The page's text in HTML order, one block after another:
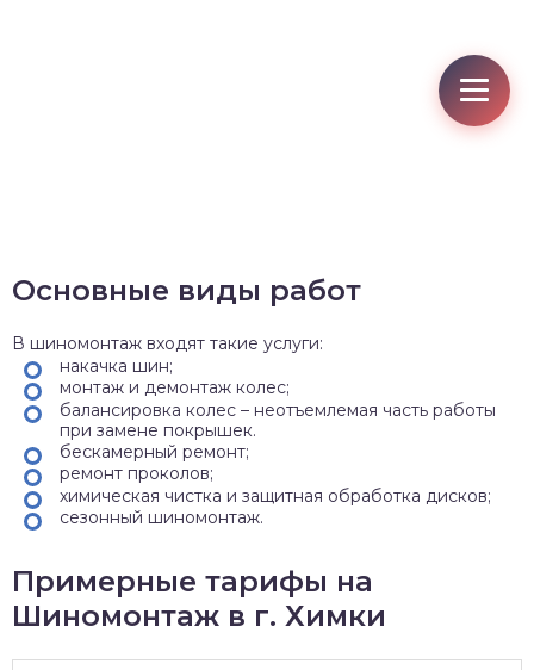
Основные виды работ
В шиномонтаж входят такие услуги:
накачка шин;
монтаж и демонтаж колес;
балансировка колес – неотъемлемая часть работы
при замене покрышек.
бескамерный ремонт;
ремонт проколов;
химическая чистка и защитная обработка дисков;
сезонный шиномонтаж.
Примерные тарифы на
Шиномонтаж в г. Химки